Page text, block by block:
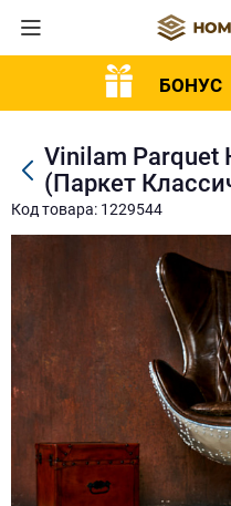
БОНУС
Vinilam Parquet
(Паркет
Код товара: 1229544